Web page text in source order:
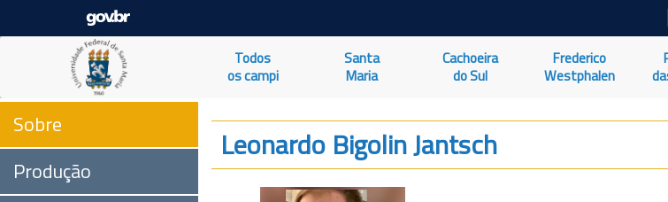
O
Todos
os campi
Santa
Maria
Cachoeira
do Sul
Frederico
Westphalen
Sobre
Produção
Leonardo Bigolin Jantsch